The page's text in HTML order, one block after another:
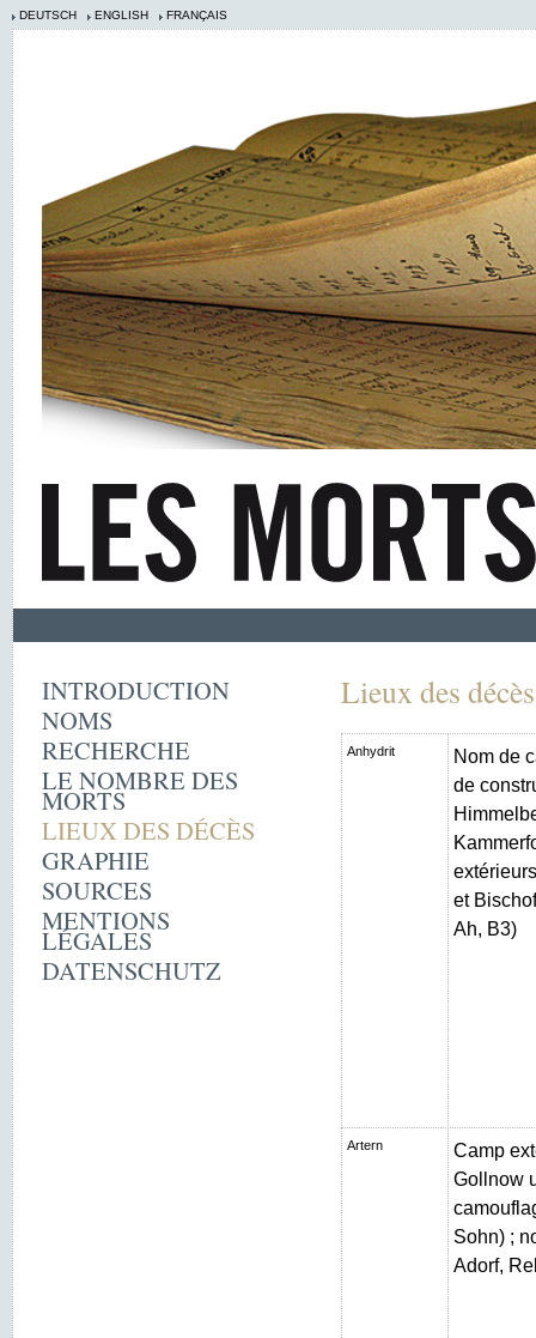
DEUTSCH ENGLISH FRANÇAIS
INTRODUCTION
NOMS
RECHERCHE
LE NOMBRE DES
MORTS
LIEUX DES DÉCÈS
GRAPHIE
SOURCES
MENTIONS
LÉGALES
DATENSCHUTZ
Lieux des décès
Anhydrit
Nom de
de
et
Ah, B3)
Artern
Camp
Gollnow
Sohn) ;
Adorf,